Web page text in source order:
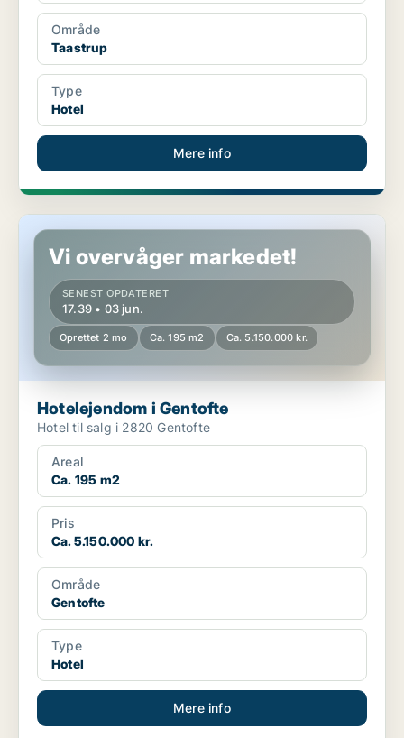
Område
Taastrup
Type
Hotel
Mere info
Hotelejendom i Gentofte
Vi overvåger markedet!
SENEST OPDATERET
17.39 • 03 jun.
Oprettet 2 mo Ca. 195 m2 Ca. 5.150.000 kr.
Hotelejendom i Gentofte
Hotel til salg i 2820 Gentofte
Areal
Ca. 195 m2
Pris
Ca. 5.150.000 kr.
Område
Gentofte
Type
Hotel
Mere info